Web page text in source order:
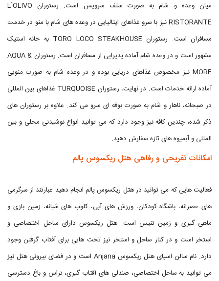
میان وعده و شام به صورت سلف سرویس است. رستوران L`OLIVO
RISTORANTE نیز با سرو غذاهای ایتالیایی در وعده های شام با منو در خدمت
مسافران است. رستوران TORO LOCO STEAKHOUSE به خانه استیک
مشهور است و در وعده شام آماده پذیرایی از مسافران است. رستوران AQUA &
MORE نیز مخصوص غذاهای دریایی بوده و در وعده شام به صورت منویی
آماده ارائه خدمات است. در نهایت، رستوران TURQUOISE غذاهای بین المللی
در صبحانه، ناهار و شام به صورت بوفه ای سرو می کند. علاوه بر رستوران های
ذکر شده، چندین کافه نیز وجود دارد که می توانید انواع نوشیدنی محلی و بین
المللی و آبمیوه های تازه سفارش دهید.
امکانات تفریحی و رفاهی هتل ریکسوس پالم
فعالیت هایی که می توانید در هتل ریکسوس پالم انجام دهید عبارتند از سرگرمی
های عصرانه، باشگاه کودکان، ورزش های آبی، کلوب های شبانه، زمین بازی و
ماهی گیری و زمین تنیس است. هتل ریکسوس دارای ساحل اختصاصی و
استخر است و در کنار ساحل و استخر نیز تخت هایی برای آفتاب گرفتن وجود
دارد. نام سالن اسپای هتل ریکسوس Anjana است و در فضای بیرونی هتل نیز
می توانید به ساحل اختصاصی، صندلی های آفتاب گیری، تراس و باغ دسترسی